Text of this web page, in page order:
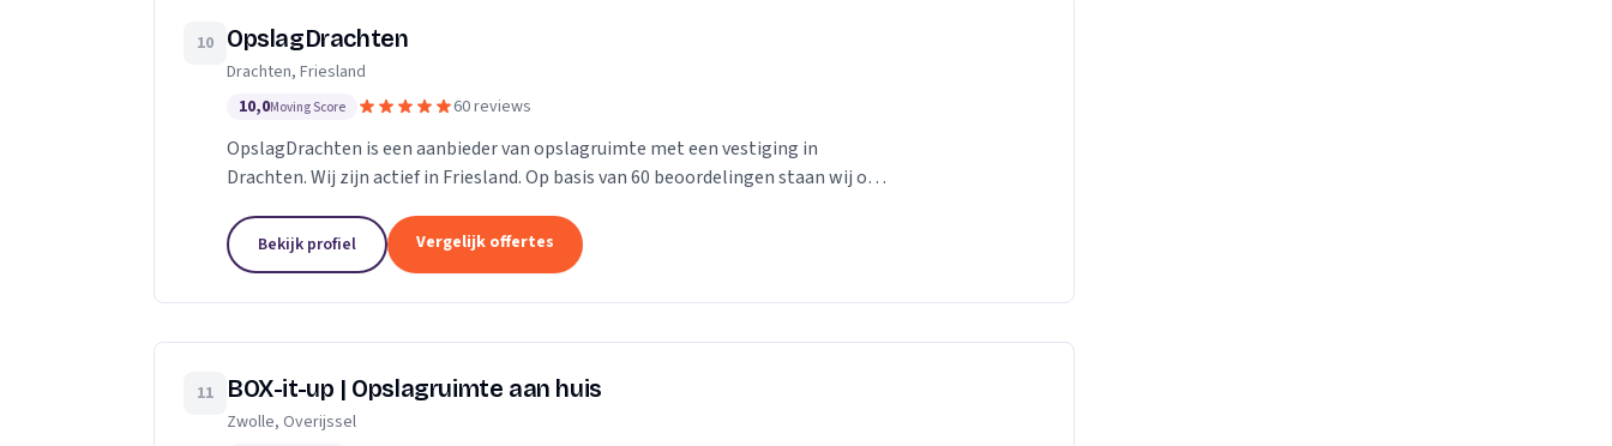
10 OpslagDrachten
Drachten, Friesland
10,0Moving Score 60 reviews
OpslagDrachten is een aanbieder van opslagruimte met een vestiging in
Drachten. Wij zijn actief in Friesland. Op basis van 60 beoordelingen staan wij op
Bekijk profiel Vergelijk offertes
11 BOX-it-up | Opslagruimte aan huis
Zwolle, Overijssel